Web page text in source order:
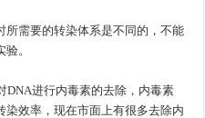
需要的转染体系是不同的，不能
。
进行内毒素的去除，内毒素
染效率，现在市面上有很多去除内